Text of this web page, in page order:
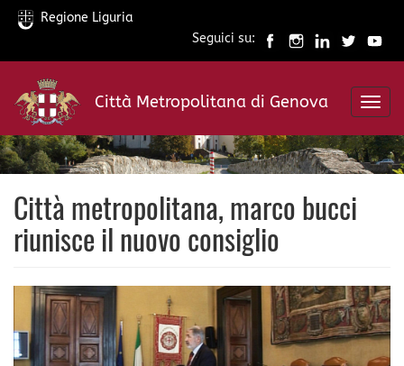
Salta
contenuto
principale
Regione Liguria
Seguici su:
Città Metropolitana di Genova
Città metropolitana, marco bucci
riunisce il nuovo consiglio